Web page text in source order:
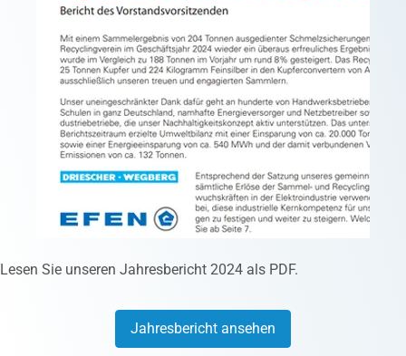
Lesen Sie unseren Jahresbericht 2024 als PDF.
Jahresbericht ansehen